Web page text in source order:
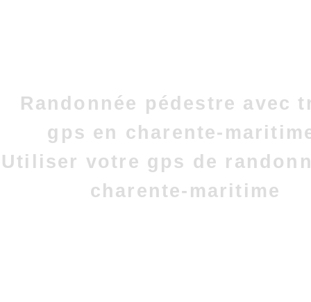
Randonnée pédestre avec
gps en charente-
Utiliser votre gps de
charente-maritime